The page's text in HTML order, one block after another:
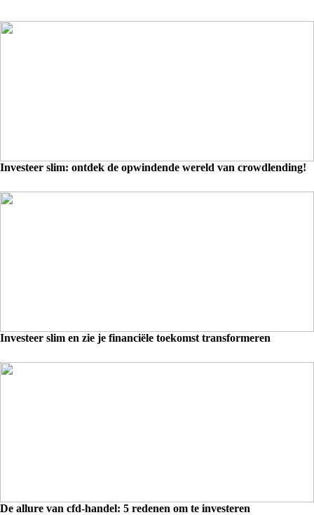
Investeer slim: ontdek de opwindende wereld van crowdlending!
Investeer slim en zie je financiële toekomst transformeren
De allure van cfd-handel: 5 redenen om te investeren